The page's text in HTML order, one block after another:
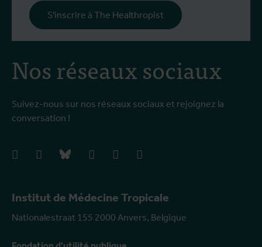
Institut de Médecine Tropicale
Nationalestraat 155 2000 Anvers, Belgique
Nos réseaux sociaux
Suivez-nous sur nos réseaux sociaux et rejoignez la
conversation !
facebookinstagrambluesky linkedIn youtube
S'inscrire à The Healthropist